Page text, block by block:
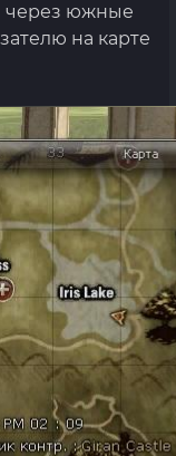
через южные
на карте